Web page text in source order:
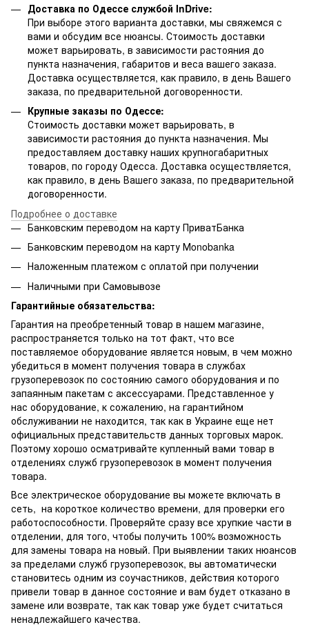
Доставка по Одессе службой InDrive:
При выборе этого варианта доставки, мы свяжемся с
вами и обсудим все нюансы. Стоимость доставки
может варьировать, в зависимости растояния до
пункта назначения, габаритов и веса вашего заказа.
Доставка осуществляется, как правило, в день Вашего
заказа, по предварительной договоренности.
Крупные заказы по Одессе:
Стоимость доставки может варьировать, в
зависимости растояния до пункта назначения. Мы
предоставляем доставку наших крупногабаритных
товаров, по городу Одесса. Доставка осуществляется,
как правило, в день Вашего заказа, по предварительной
договоренности.
Подробнее о доставке
Банковским переводом на карту ПриватБанка
Банковским переводом на карту Мonobanka
Наложенным платежом с оплатой при получении
Наличными при Самовывозе
Гарантийные обязательства:
Гарантия на преобретенный товар в нашем магазине,
распространяется только на тот факт, что все
поставляемое оборудование является новым, в чем можно
убедиться в момент получения товара в службах
грузоперевозок по состоянию самого оборудования и по
запаянным пакетам с аксессуарами. Представленное у
нас оборудование, к сожалению, на гарантийном
обслуживании не находится, так как в Украине еще нет
официальных представительств данных торговых марок.
Поэтому хорошо осматривайте купленный вами товар в
отделениях служб грузоперевозок в момент получения
товара.
Все электрическое оборудование вы можете включать в
сеть, на короткое количество времени, для проверки его
работоспособности. Проверяйте сразу все хрупкие части в
отделении, для того, чтобы получить 100% возможность
для замены товара на новый. При выявлении таких нюансов
за пределами служб грузоперевозок, вы автоматически
становитесь одним из соучастников, действия которого
привели товар в данное состояние и вам будет отказано в
замене или возврате, так как товар уже будет считаться
ненадлежайшего качества.